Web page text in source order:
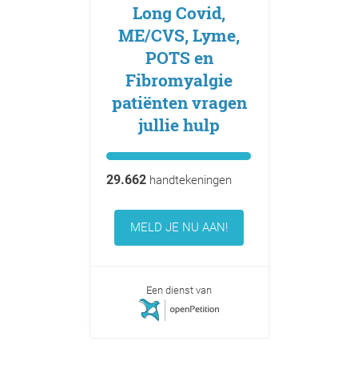
Long Covid,
ME/CVS, Lyme,
POTS en
Fibromyalgie
patiënten vragen
jullie hulp
29.662handtekeningen
MELD JE NU AAN!
Een dienst van